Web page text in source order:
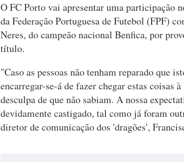
O FC Porto vai apresentar uma participação
da Federação Portuguesa de Futebol (FPF)
Neres, do campeão nacional Benfica, por
título.
"Caso as pessoas não tenham reparado que
encarregar-se-á de fazer chegar estas coisas
desculpa de que não sabiam. A nossa
devidamente castigado, tal como já foram
diretor de comunicação dos 'dragões',